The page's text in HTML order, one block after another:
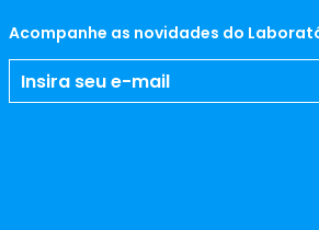
Acompanhe as novidades do